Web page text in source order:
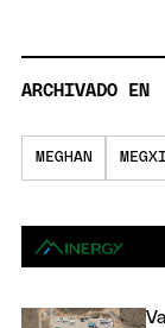
ARCHIVADO EN
MEGHAN